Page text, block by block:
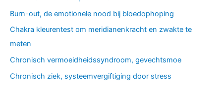
Burn-out, de emotionele nood bij bloedophoping
Chakra kleurentest om meridianenkracht en zwakte te
meten
Chronisch vermoeidheidssyndroom, gevechtsmoe
Chronisch ziek, systeemvergiftiging door stress